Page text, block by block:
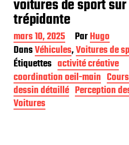
voitures de sport
trépidante
D
a
t
e
d
e
p
u
b
mars 10, 2025 ParHugo
DansVéhicules,Voitures de
Étiquettes activité créative
coordination oeil-main
dessin détaillé Perception
Voitures